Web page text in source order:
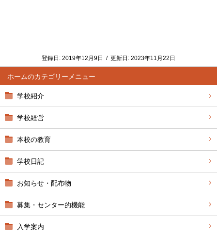
ホーム
学校紹介
学校経営
本校の教育
学校日記
お知らせ・配布物
募集・センター的機能
入学案内
登録日: 2019年12月9日 / 更新日: 2023年11月22日